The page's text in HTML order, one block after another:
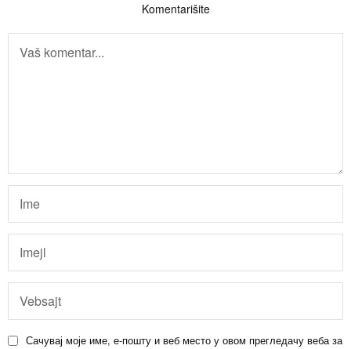
Komentarišite
Сачувај моје име, е-пошту и веб место у овом прегледачу веба за